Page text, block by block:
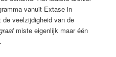
vanuit Extase in
veelzijdigheid van de
miste eigenlijk maar één